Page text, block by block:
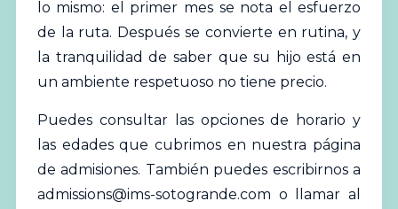
lo mismo: el primer mes se nota el esfuerzo
de la ruta. Después se convierte en rutina, y
la tranquilidad de saber que su hijo está en
un ambiente respetuoso no tiene precio.
Puedes consultar las opciones de horario y
las edades que cubrimos en nuestra página
de admisiones. También puedes escribirnos a
admissions@ims-sotogrande.com o llamar al